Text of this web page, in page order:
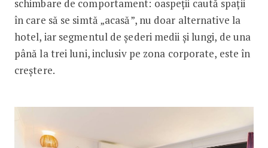
schimbare de comportament: oaspeții caută spații
în care să se simtă „acasă”, nu doar alternative la
hotel, iar segmentul de șederi medii și lungi, de una
până la trei luni, inclusiv pe zona corporate, este în
creștere.